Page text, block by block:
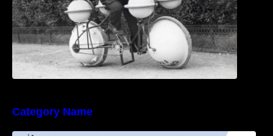
Category Name